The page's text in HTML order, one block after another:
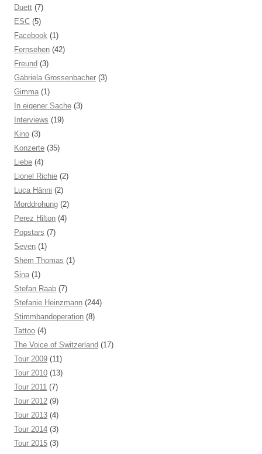
Duett (7)
ESC (5)
Facebook (1)
Fernsehen (42)
Freund (3)
Gabriela Grossenbacher (3)
Gimma (1)
In eigener Sache (3)
Interviews (19)
Kino (3)
Konzerte (35)
Liebe (4)
Lionel Richie (2)
Luca Hänni (2)
Morddrohung (2)
Perez Hilton (4)
Popstars (7)
Seven (1)
Shem Thomas (1)
Sina (1)
Stefan Raab (7)
Stefanie Heinzmann (244)
Stimmbandoperation (8)
Tattoo (4)
The Voice of Switzerland (17)
Tour 2009 (11)
Tour 2010 (13)
Tour 2011 (7)
Tour 2012 (9)
Tour 2013 (4)
Tour 2014 (3)
Tour 2015 (3)